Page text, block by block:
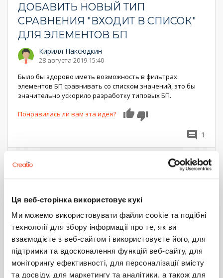
Ця веб-сторінка використовує кукі
Ми можемо використовувати файли cookie та подібні
технології для збору інформації про те, як ви
взаємодієте з веб-сайтом і використовуєте його, для
підтримки та вдосконалення функцій веб-сайту, для
моніторингу ефективності, для персоналізації вмісту
та досвіду, для маркетингу та аналітики, а також для
ДОБАВИТЬ НОВЫЙ ТИП
СРАВНЕНИЯ "ВХОДИТ В СПИСОК"
ДЛЯ ЭЛЕМЕНТОВ БП
Кирилл Паксюдкин
28 августа 2019 15:40
Было бы здорово иметь возможность в фильтрах
элементов БП сравнивать со списком значений, это бы
значительно ускорило разработку типовых БП.
Понравилась ли вам эта идея? 0
1
Передали данное пожелание команде разработки для
анализа возможности внедрения такой возможности в
будущих версиях... Еще
Ответить
Нумерация
страниц
Первая
страница
« Первая ←
‹ Предыдущий Страница
1
Текущая
страница
2 Страница
3
Следующая
страница
Следующий ›
Последняя
страница
Последняя »